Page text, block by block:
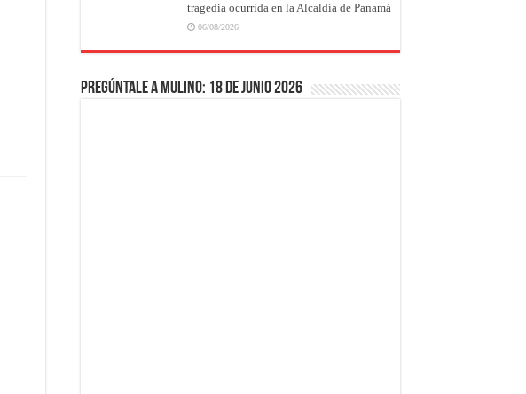
tragedia ocurrida en la Alcaldía de Panamá
06/08/2026
Pregúntale a Mulino: 18 de junio 2026